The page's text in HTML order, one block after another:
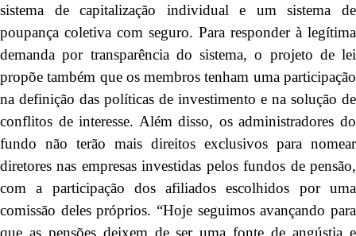
sistema de capitalização individual e um sistema de
poupança coletiva com seguro. Para responder à legítima
demanda por transparência do sistema, o projeto de lei
propõe também que os membros tenham uma participação
na definição das políticas de investimento e na solução de
conflitos de interesse. Além disso, os administradores do
fundo não terão mais direitos exclusivos para nomear
diretores nas empresas investidas pelos fundos de pensão,
com a participação dos afiliados escolhidos por uma
comissão deles próprios. “Hoje seguimos avançando para
que as pensões deixem de ser uma fonte de angústia e